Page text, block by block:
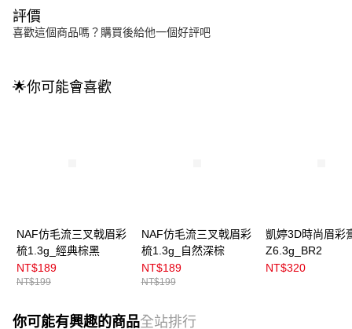
評價
喜歡這個商品嗎？購買後給他一個好評吧
🌟你可能會喜歡
NAF仿毛流三叉戟眉彩
梳1.3g_經典棕黑
NT$189
NT$199
NAF仿毛流三叉戟眉彩
梳1.3g_自然深棕
NT$189
NT$199
凱婷3D時尚眉彩
Z6.3g_BR2
NT$320
你可能有興趣的商品全站排行